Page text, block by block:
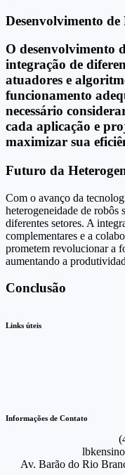
Desenvolvimento de
O desenvolvimento
integração de
atuadores e
funcionamento
necessário
cada aplicação e
maximizar sua
Futuro da
Com o avanço da
heterogeneidade de robôs
diferentes setores. A
complementares e a
prometem revolucionar a
aumentando a
Conclusão
Links úteis
Informações de Contato
Av. Barão do Rio